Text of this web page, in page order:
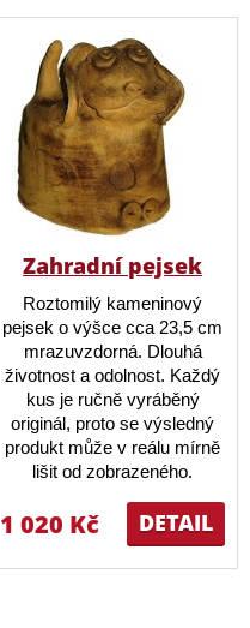
Zahradní pejsek
Roztomilý kameninový
pejsek o výšce cca 23,5 cm
mrazuvzdorná. Dlouhá
životnost a odolnost. Každý
kus je ručně vyráběný
originál, proto se výsledný
produkt může v reálu mírně
lišit od zobrazeného.
DETAIL
1 020 Kč